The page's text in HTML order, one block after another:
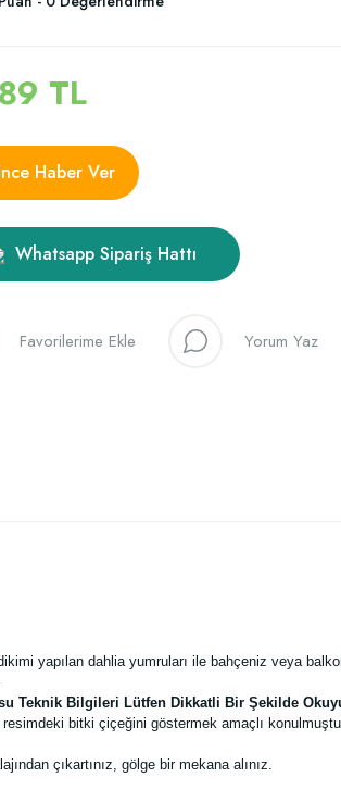
TL
Haber Ver
Whatsapp Sipariş Hattı
Yorum Yaz
yapılan dahlia yumruları ile bahçeniz veya
Teknik Bilgileri Lütfen Dikkatli Bir Şekilde
resimdeki bitki çiçeğini göstermek amaçlı
çıkartınız, gölge bir mekana alınız.